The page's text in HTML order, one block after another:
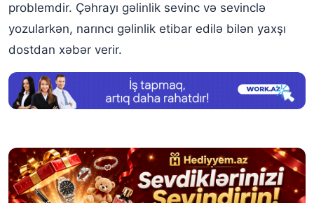
problemdir. Çəhrayı gəlinlik sevinc və sevinclə
yozularkən, narıncı gəlinlik etibar edilə bilən yaxşı
dostdan xəbər verir.